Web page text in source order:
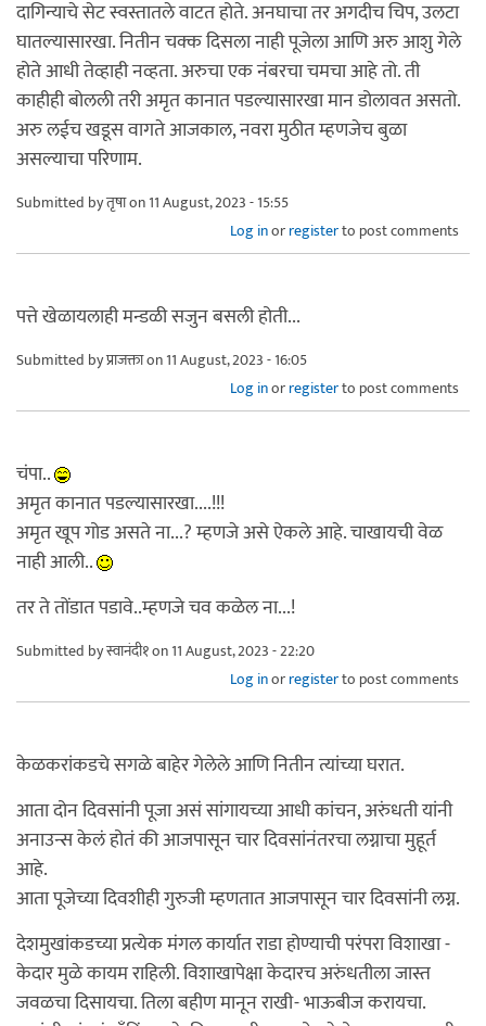
दागिन्याचे सेट स्वस्तातले वाटत होते. अनघाचा तर अगदीच चिप, उलटा
घातल्यासारखा. नितीन चक्क दिसला नाही पूजेला आणि अरु आशु गेले
होते आधी तेव्हाही नव्हता. अरुचा एक नंबरचा चमचा आहे तो. ती
काहीही बोलली तरी अमृत कानात पडल्यासारखा मान डोलावत असतो.
अरु लईच खडूस वागते आजकाल, नवरा मुठीत म्हणजेच बुळा
असल्याचा परिणाम.
Submitted byतृषाon 11 August, 2023 - 15:55
Log inorregisterto post comments
पत्ते खेळायलाही मन्डळी सजुन बसली होती...
Submitted byप्राजक्ताon 11 August, 2023 - 16:05
Log inorregisterto post comments
चंपा..
अमृत कानात पडल्यासारखा....!!!
अमृत खूप गोड असते ना...? म्हणजे असे ऐकले आहे. चाखायची वेळ
नाही आली..
तर ते तोंडात पडावे..म्हणजे चव कळेल ना...!
Submitted byस्वानंदी१on 11 August, 2023 - 22:20
Log inorregisterto post comments
केळकरांकडचे सगळे बाहेर गेलेले आणि नितीन त्यांच्या घरात.
आता दोन दिवसांनी पूजा असं सांगायच्या आधी कांचन, अरुंधती यांनी
अनाउन्स केलं होतं की आजपासून चार दिवसांनंतरचा लग्नाचा मुहूर्त
आहे.
आता पूजेच्या दिवशीही गुरुजी म्हणतात आजपासून चार दिवसांनी लग्न.
देशमुखांकडच्या प्रत्येक मंगल कार्यात राडा होण्याची परंपरा विशाखा -
केदार मुळे कायम राहिली. विशाखापेक्षा केदारच अरुंधतीला जास्त
जवळचा दिसायचा. तिला बहीण मानून राखी- भाऊबीज करायचा.